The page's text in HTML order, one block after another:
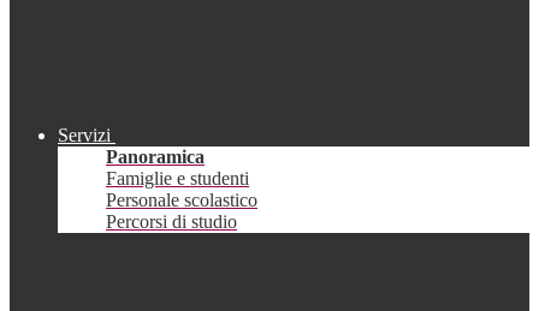
Servizi
Panoramica
Famiglie e studenti
Personale scolastico
Percorsi di studio